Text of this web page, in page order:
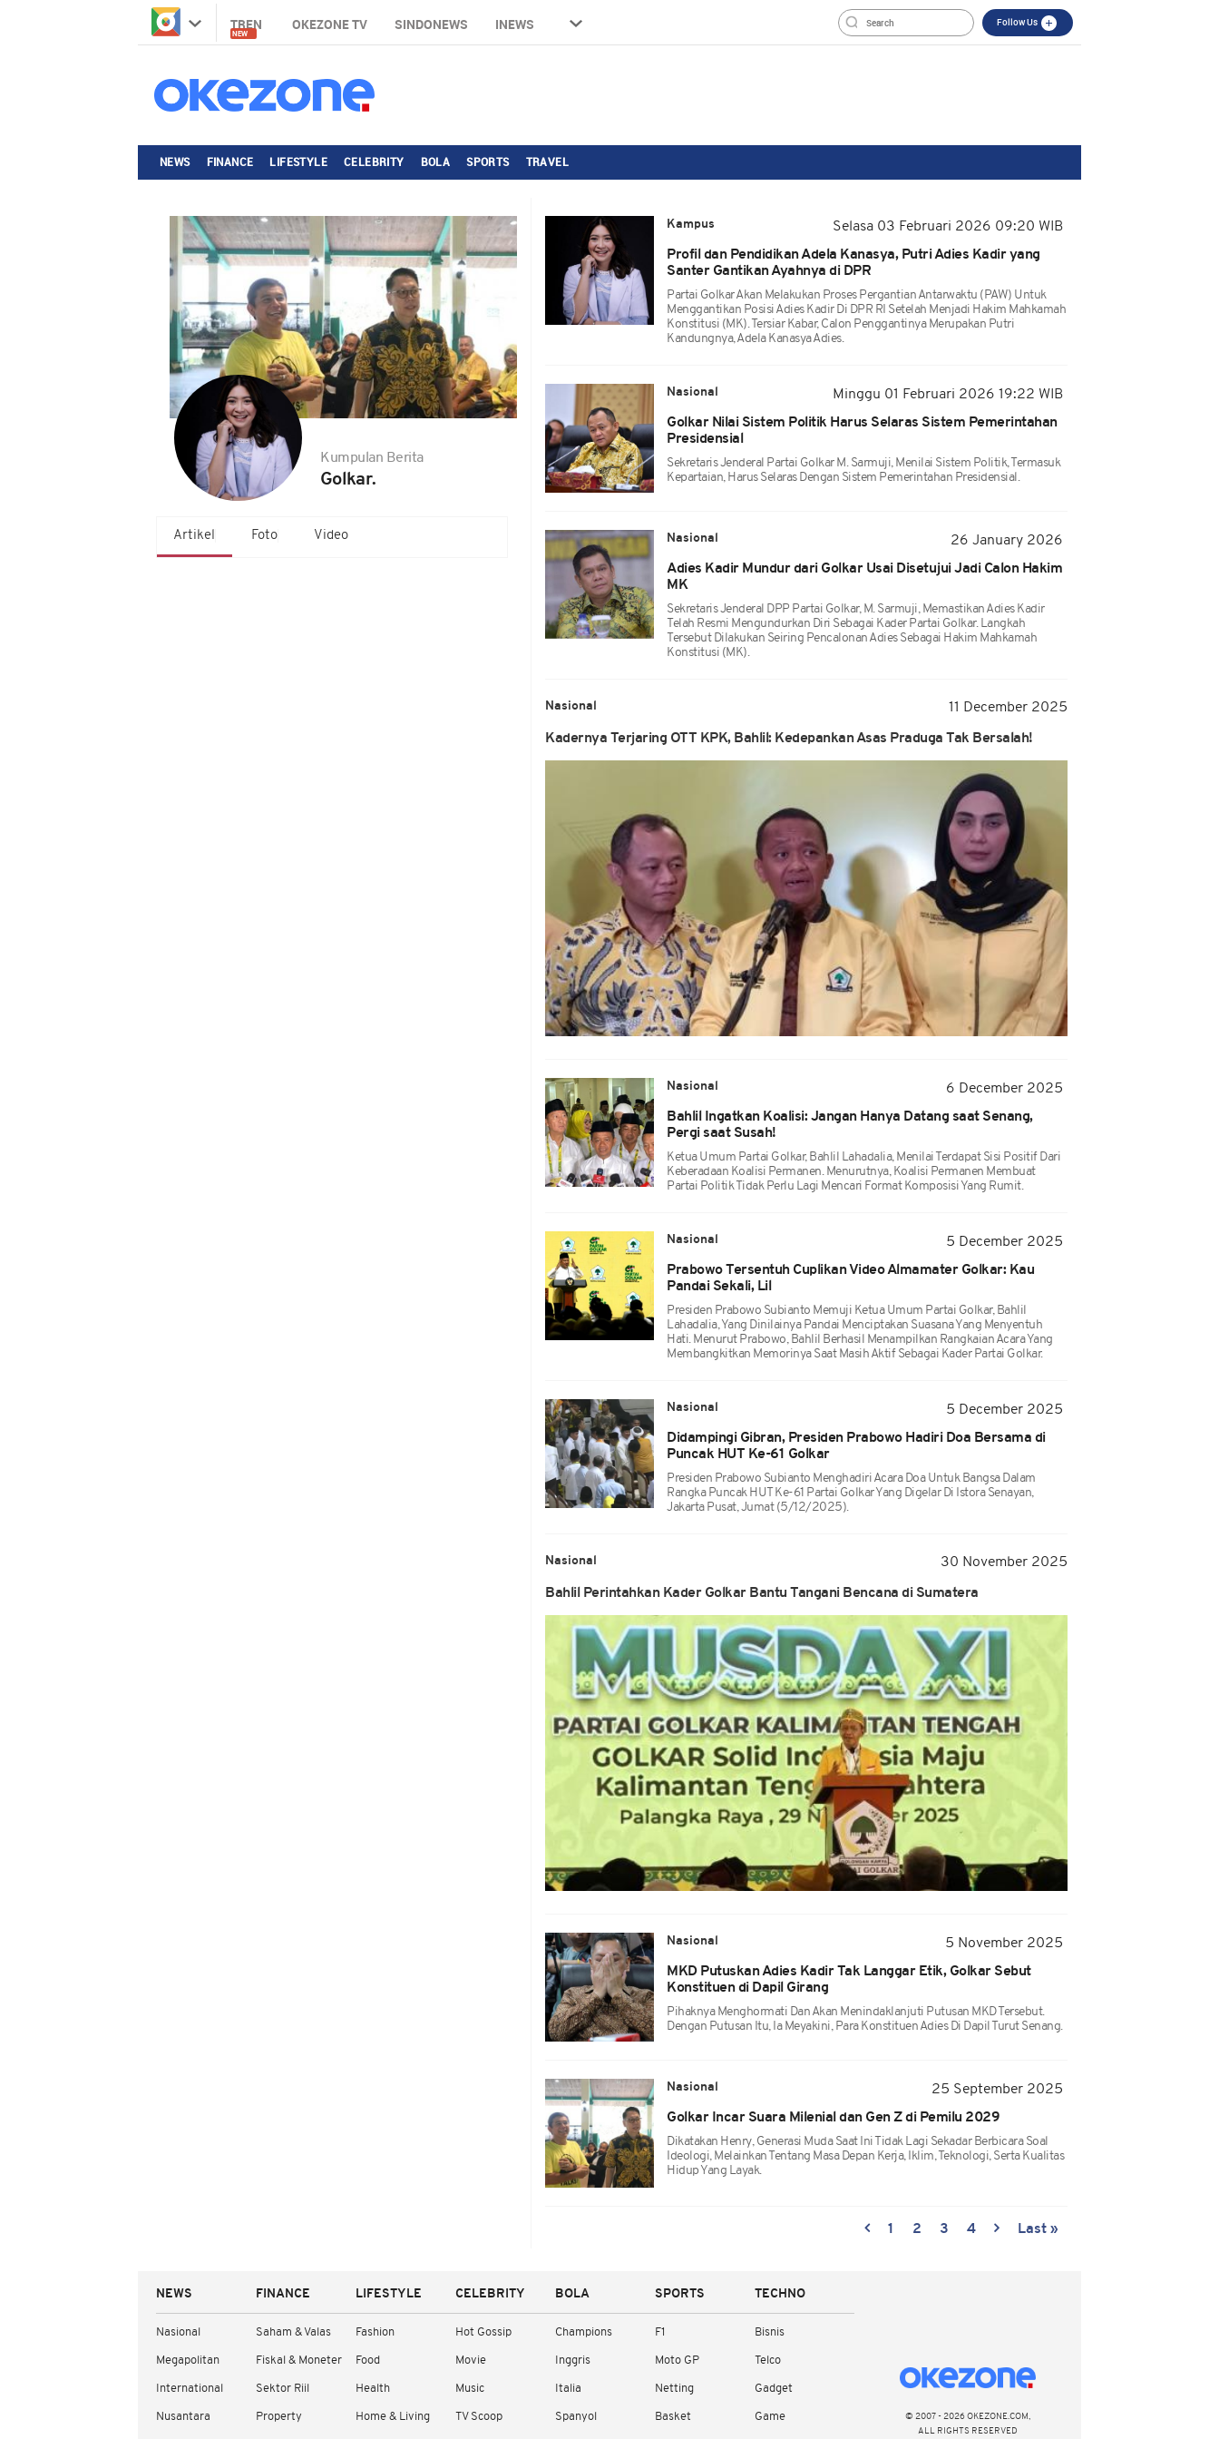
TREN
NEW
OKEZONE TV SINDONEWS INEWS Follow Us
NEWS FINANCE LIFESTYLE CELEBRITY BOLA SPORTS TRAVEL
Kumpulan Berita
Golkar.
Artikel Foto Video
Kampus
Selasa 03 Februari 2026 09:20 WIB
Profil dan Pendidikan Adela Kanasya, Putri Adies Kadir yang
Santer Gantikan Ayahnya di DPR
Partai Golkar Akan Melakukan Proses Pergantian Antarwaktu (PAW) Untuk
Menggantikan Posisi Adies Kadir Di DPR RI Setelah Menjadi Hakim Mahkamah
Konstitusi (MK). Tersiar Kabar, Calon Penggantinya Merupakan Putri
Kandungnya, Adela Kanasya Adies.
Nasional
Minggu 01 Februari 2026 19:22 WIB
Golkar Nilai Sistem Politik Harus Selaras Sistem Pemerintahan
Presidensial
Sekretaris Jenderal Partai Golkar M. Sarmuji, Menilai Sistem Politik, Termasuk
Kepartaian, Harus Selaras Dengan Sistem Pemerintahan Presidensial.
Nasional
26 January 2026
Adies Kadir Mundur dari Golkar Usai Disetujui Jadi Calon Hakim
MK
Sekretaris Jenderal DPP Partai Golkar, M. Sarmuji, Memastikan Adies Kadir
Telah Resmi Mengundurkan Diri Sebagai Kader Partai Golkar. Langkah
Tersebut Dilakukan Seiring Pencalonan Adies Sebagai Hakim Mahkamah
Konstitusi (MK).
Nasional 11 December 2025
Kadernya Terjaring OTT KPK, Bahlil: Kedepankan Asas Praduga Tak Bersalah!
Nasional
6 December 2025
Bahlil Ingatkan Koalisi: Jangan Hanya Datang saat Senang,
Pergi saat Susah!
Ketua Umum Partai Golkar, Bahlil Lahadalia, Menilai Terdapat Sisi Positif Dari
Keberadaan Koalisi Permanen. Menurutnya, Koalisi Permanen Membuat
Partai Politik Tidak Perlu Lagi Mencari Format Komposisi Yang Rumit.
Nasional
5 December 2025
Prabowo Tersentuh Cuplikan Video Almamater Golkar: Kau
Pandai Sekali, Lil
Presiden Prabowo Subianto Memuji Ketua Umum Partai Golkar, Bahlil
Lahadalia, Yang Dinilainya Pandai Menciptakan Suasana Yang Menyentuh
Hati. Menurut Prabowo, Bahlil Berhasil Menampilkan Rangkaian Acara Yang
Membangkitkan Memorinya Saat Masih Aktif Sebagai Kader Partai Golkar.
Nasional
5 December 2025
Didampingi Gibran, Presiden Prabowo Hadiri Doa Bersama di
Puncak HUT Ke-61 Golkar
Presiden Prabowo Subianto Menghadiri Acara Doa Untuk Bangsa Dalam
Rangka Puncak HUT Ke-61 Partai Golkar Yang Digelar Di Istora Senayan,
Jakarta Pusat, Jumat (5/12/2025).
Nasional 30 November 2025
Bahlil Perintahkan Kader Golkar Bantu Tangani Bencana di Sumatera
Nasional
5 November 2025
MKD Putuskan Adies Kadir Tak Langgar Etik, Golkar Sebut
Konstituen di Dapil Girang
Pihaknya Menghormati Dan Akan Menindaklanjuti Putusan MKD Tersebut.
Dengan Putusan Itu, Ia Meyakini, Para Konstituen Adies Di Dapil Turut Senang.
Nasional
25 September 2025
Golkar Incar Suara Milenial dan Gen Z di Pemilu 2029
Dikatakan Henry, Generasi Muda Saat Ini Tidak Lagi Sekadar Berbicara Soal
Ideologi, Melainkan Tentang Masa Depan Kerja, Iklim, Teknologi, Serta Kualitas
Hidup Yang Layak.
1 2 3 4 Last »
NEWS
Nasional
Megapolitan
International
Nusantara
FINANCE
Saham & Valas
Fiskal & Moneter
Sektor Riil
Property
LIFESTYLE
Fashion
Food
Health
Home & Living
CELEBRITY
Hot Gossip
Movie
Music
TV Scoop
BOLA
Champions
Inggris
Italia
Spanyol
SPORTS
F1
Moto GP
Netting
Basket
TECHNO
Bisnis
Telco
Gadget
Game
© 2007 - 2026 OKEZONE.COM,
ALL RIGHTS RESERVED